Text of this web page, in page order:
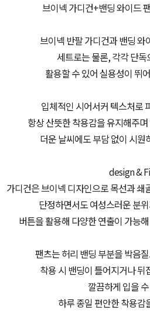
브이넥 가디건+밴딩 와이드
브이넥 반팔 가디건과 밴딩 와
세트로는 물론, 각각 단
활용할 수 있어 실용성이 뛰
입체적인 시어서커 텍스처로
항상 산뜻한 착용감을 유지해주
더운 날씨에도 부담 없이 시원
design &
가디건은 브이넥 디자인으로 목선과 쇄
단정하면서도 여성스러운 분
버튼을 활용해 다양한 연출이 가능
팬츠는 허리 밴딩 부분을 박음
착용 시 밴딩이 틀어지거나 뒤
깔끔하게 입을
하루 종일 편안한 착용감